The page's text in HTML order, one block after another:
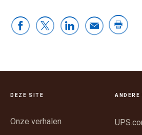
DEZE SITE
Onze verhalen